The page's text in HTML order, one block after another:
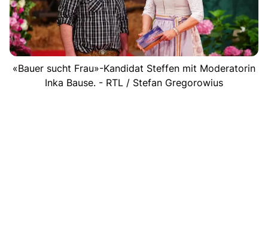
«Bauer sucht Frau»-Kandidat Steffen mit Moderatorin
Inka Bause. - RTL / Stefan Gregorowius